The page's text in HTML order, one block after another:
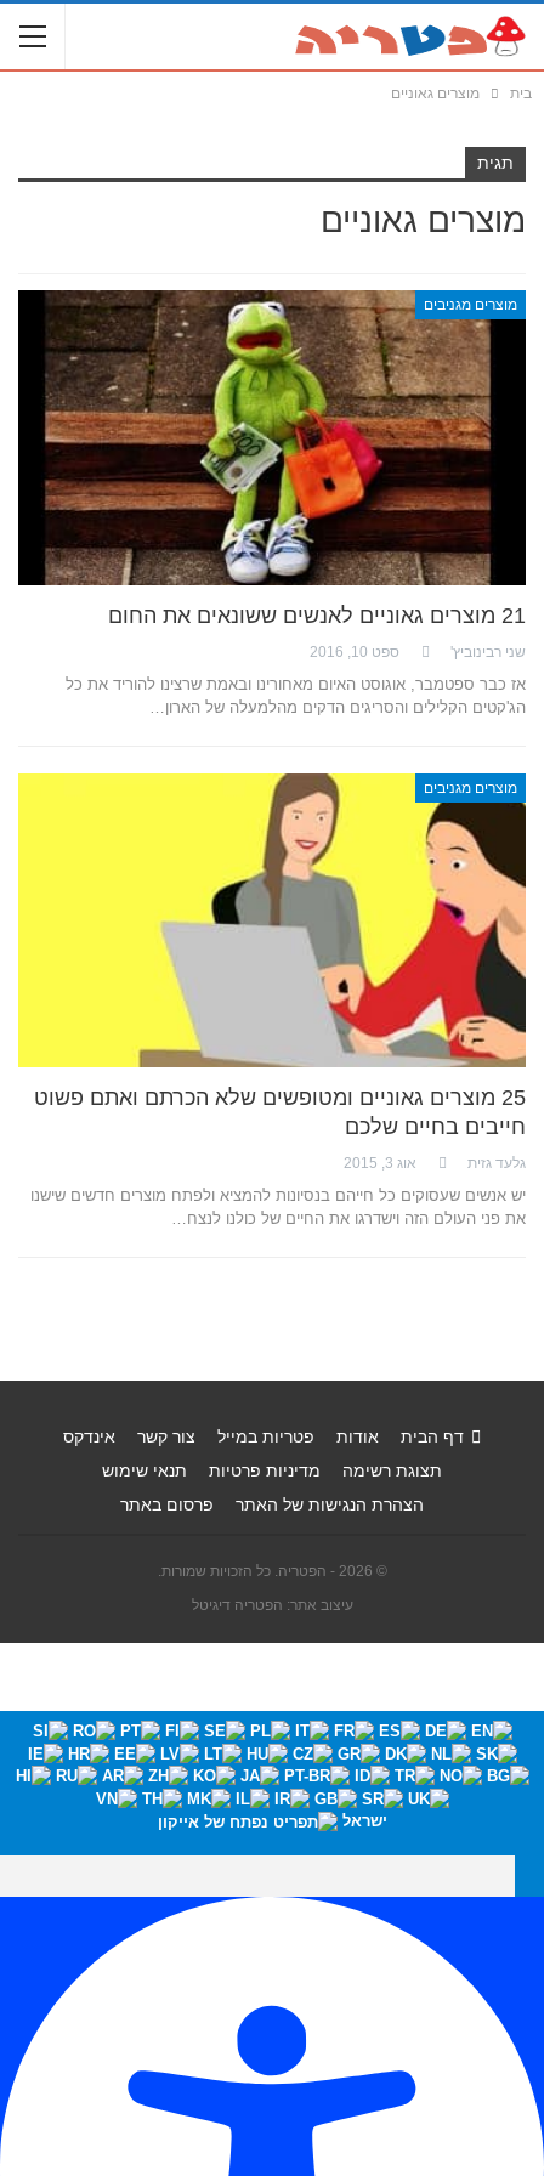
בית מוצרים גאוניים
תגית
מוצרים גאוניים
מוצרים מגניבים
21 מוצרים גאוניים לאנשים ששונאים את החום
שני רבינוביץ' ספט 10, 2016
אז כבר ספטמבר, אוגוסט האיום מאחורינו ובאמת שרצינו להוריד את כל
הג'קטים הקלילים והסריגים הדקים מהלמעלה של הארון…
מוצרים מגניבים
25 מוצרים גאוניים ומטופשים שלא הכרתם ואתם פשוט
חייבים בחיים שלכם
גלעד גזית אוג 3, 2015
יש אנשים שעסוקים כל חייהם בנסיונות להמציא ולפתח מוצרים חדשים שישנו
את פני העולם הזה וישדרגו את החיים של כולנו לנצח…
דף הבית אודות פטריות במייל צור קשר
אינדקס
תצוגת רשימה
מדיניות פרטיות
תנאי שימוש
הצהרת הנגישות של האתר
פרסום באתר
© 2026 - הפטריה. כל הזכויות שמורות.
עיצוב אתר: הפטריה דיגיטל
ישראל